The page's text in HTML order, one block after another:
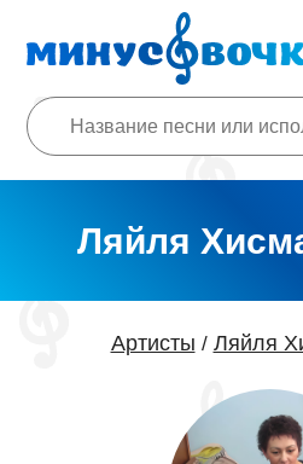
Ляйля
Артисты / Ляйля